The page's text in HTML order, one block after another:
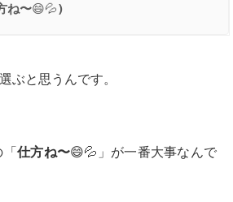
ね〜😄💦)
ぶと思うんです。
仕方ね〜😄💦」が一番大事なんで